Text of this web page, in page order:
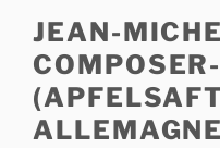
content
JEAN-